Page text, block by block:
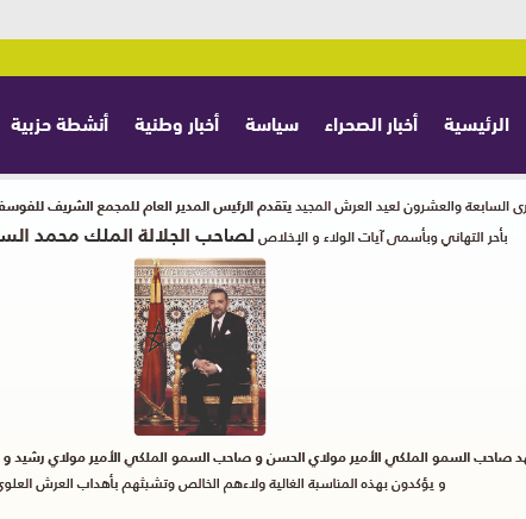
الرئيسية أخبار الصحراء سياسة أخبار وطنية أنشطة حزبية